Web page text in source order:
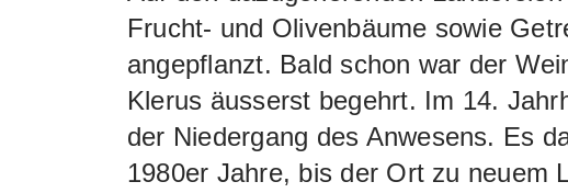
wirkt Passomaggio sehr mild mit
Frucht- und Olivenbäume sowie
angepflanzt. Bald schon war der
Klerus äusserst begehrt. Im 14.
der Niedergang des Anwesens. Es
1980er Jahre, bis der Ort zu neuem